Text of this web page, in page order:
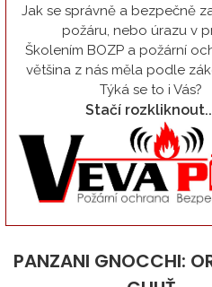
Jak se správně a bezpečně
požáru, nebo úrazu v
Školením BOZP a požární
většina z nás měla podle
Týká se to i Vás?
Stačí
PANZANI GNOCCHI: